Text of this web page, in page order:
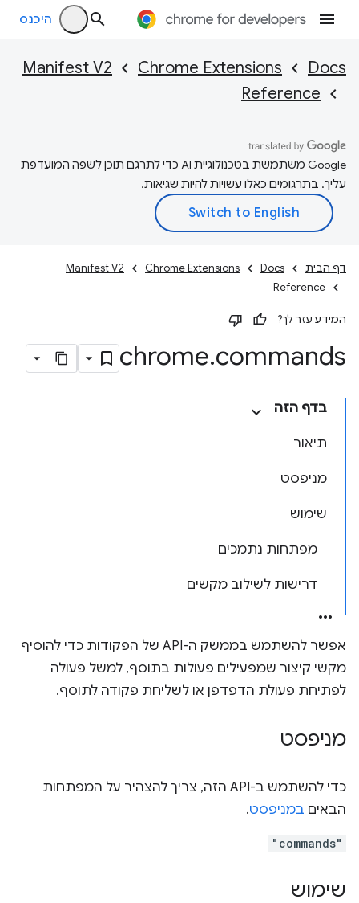
היכנס
Docs
Chrome Extensions
Manifest V2
Reference
‫Google משתמשת בטכנולוגיית AI כדי לתרגם תוכן לשפה המועדפת
עליך. בתרגומים כאלו עשויות להיות שגיאות.
דף הבית Docs
Chrome Extensions
Manifest V2
Reference
המידע עזר לך?
chrome.commands
בדף הזה
תיאור
מניפסט
שימוש
מפתחות נתמכים
דרישות לשילוב מקשים
אפשר להשתמש בממשק ה-API של הפקודות כדי להוסיף
מקשי קיצור שמפעילים פעולות בתוסף, למשל פעולה
לפתיחת פעולת הדפדפן או לשליחת פקודה לתוסף.
מניפסט
כדי להשתמש ב-API הזה, צריך להצהיר על המפתחות
הבאים במניפסט.
"commands"
שימוש